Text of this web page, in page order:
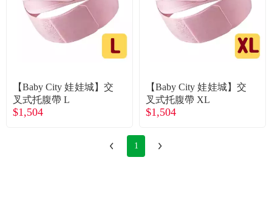
【Baby City 娃娃城】交
叉式托腹帶 L
$1,504
【Baby City 娃娃城】交
叉式托腹帶 XL
$1,504
1